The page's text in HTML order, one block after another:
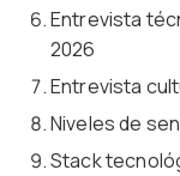
Entrevista
2026
Entrevista
Niveles de
Stack